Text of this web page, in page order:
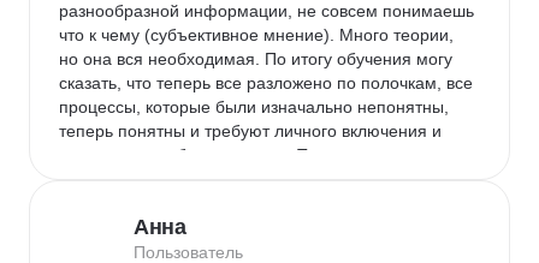
разнообразной информации, не совсем понимаешь
что к чему (субъективное мнение). Много теории,
но она вся необходимая. По итогу обучения могу
сказать, что теперь все разложено по полочкам, все
процессы, которые были изначально непонятны,
теперь понятны и требуют личного включения и
дальше, проработки и опыта. Теорию изучать
Недостатки
Анна
Пользователь